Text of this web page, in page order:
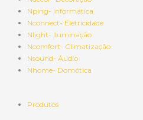
Nping- Informática
Nconnect- Eletricidade
Nlight- Iluminação
Ncomfort- Climatização
Nsound- Áudio
Nhome- Domótica
Produtos